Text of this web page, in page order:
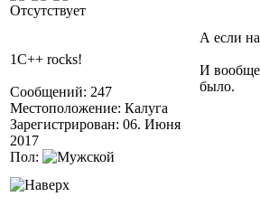
Отсутствует
1C++ rocks!
Сообщений: 247
Местоположение: Калуга
Зарегистрирован: 06. Июня
2017
Пол:
А если
И вообще
было.